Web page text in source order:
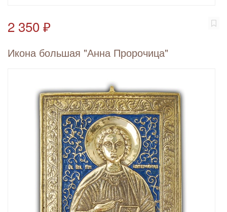
2 350 ₽
Икона большая "Анна Пророчица"